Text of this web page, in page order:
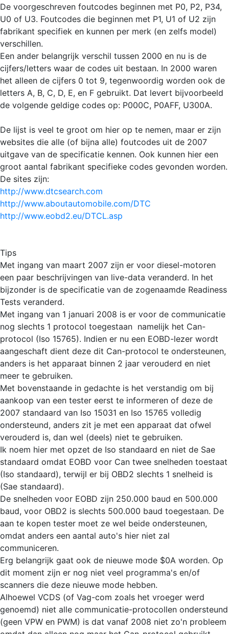
De voorgeschreven foutcodes beginnen met P0, P2, P34,
U0 of U3. Foutcodes die beginnen met P1, U1 of U2 zijn
fabrikant specifiek en kunnen per merk (en zelfs model)
verschillen.
Een ander belangrijk verschil tussen 2000 en nu is de
cijfers/letters waar de codes uit bestaan. In 2000 waren
het alleen de cijfers 0 tot 9, tegenwoordig worden ook de
letters A, B, C, D, E, en F gebruikt. Dat levert bijvoorbeeld
de volgende geldige codes op: P000C, P0AFF, U300A.
De lijst is veel te groot om hier op te nemen, maar er zijn
websites die alle (of bijna alle) foutcodes uit de 2007
uitgave van de specificatie kennen. Ook kunnen hier een
groot aantal fabrikant specifieke codes gevonden worden.
De sites zijn:
http://www.dtcsearch.com
http://www.aboutautomobile.com/DTC
http://www.eobd2.eu/DTCL.asp
Tips
Met ingang van maart 2007 zijn er voor diesel-motoren
een paar beschrijvingen van live-data veranderd. In het
bijzonder is de specificatie van de zogenaamde Readiness
Tests veranderd.
Met ingang van 1 januari 2008 is er voor de communicatie
nog slechts 1 protocol toegestaan  namelijk het Can-
protocol (Iso 15765). Indien er nu een EOBD-lezer wordt
aangeschaft dient deze dit Can-protocol te ondersteunen,
anders is het apparaat binnen 2 jaar verouderd en niet
meer te gebruiken.
Met bovenstaande in gedachte is het verstandig om bij
aankoop van een tester eerst te informeren of deze de
2007 standaard van Iso 15031 en Iso 15765 volledig
ondersteund, anders zit je met een apparaat dat ofwel
verouderd is, dan wel (deels) niet te gebruiken.
Ik noem hier met opzet de Iso standaard en niet de Sae
standaard omdat EOBD voor Can twee snelheden toestaat
(Iso standaard), terwijl er bij OBD2 slechts 1 snelheid is
(Sae standaard).
De snelheden voor EOBD zijn 250.000 baud en 500.000
baud, voor OBD2 is slechts 500.000 baud toegestaan. De
aan te kopen tester moet ze wel beide ondersteunen,
omdat anders een aantal auto's hier niet zal
communiceren.
Erg belangrijk gaat ook de nieuwe mode $0A worden. Op
dit moment zijn er nog niet veel programma's en/of
scanners die deze nieuwe mode hebben.
Alhoewel VCDS (of Vag-com zoals het vroeger werd
genoemd) niet alle communicatie-protocollen ondersteund
(geen VPW en PWM) is dat vanaf 2008 niet zo'n probleem